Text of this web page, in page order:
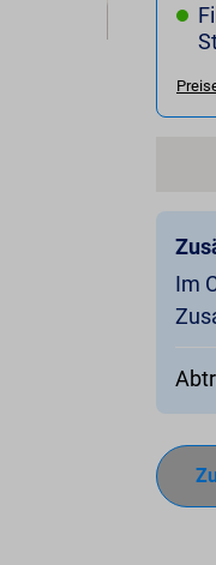
Im